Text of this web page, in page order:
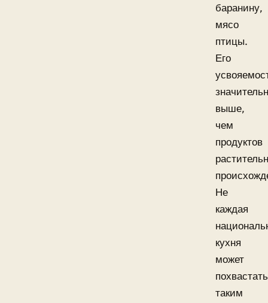
баранину,
мясо
птицы.
Его
выше,
чем
продуктов
Не
каждая
кухня
может
таким